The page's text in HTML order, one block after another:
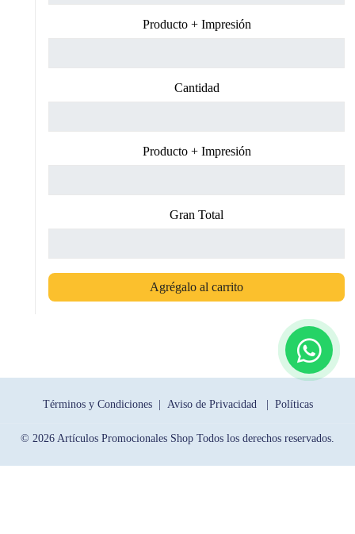
Producto + Impresión
Cantidad
Producto + Impresión
Gran Total
Agrégalo al carrito
Términos y Condiciones | Aviso de Privacidad | Políticas
© 2026 Artículos Promocionales Shop Todos los derechos reservados.